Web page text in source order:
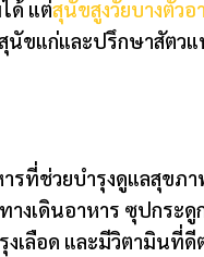
ด้ แต่สุนัขสูงวัยบางตัว
สุนัขแก่และปรึกษาสัต
รที่ช่วยบำรุงดูแลสุขภ
งเดินอาหาร ซุปกระ
เลือด และมีวิตามินที่